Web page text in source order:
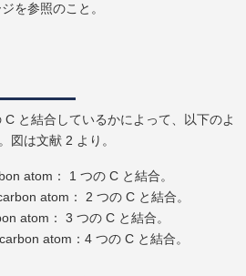
を参照のこと。
と結合しているかによって、以下のよ
図は文献 2 より。
atom： 1 つの C と結合。
atom： 2 つの C と結合。
atom： 3 つの C と結合。
atom：4 つの C と結合。